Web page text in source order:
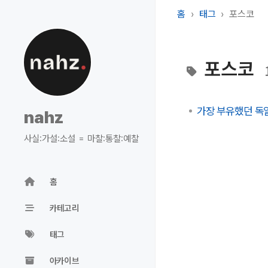
nahz
사실:가설:소설 = 마찰:통찰:예찰
홈
카테고리
태그
아카이브
홈 태그 포스코
포스코
가장 부유했던 독